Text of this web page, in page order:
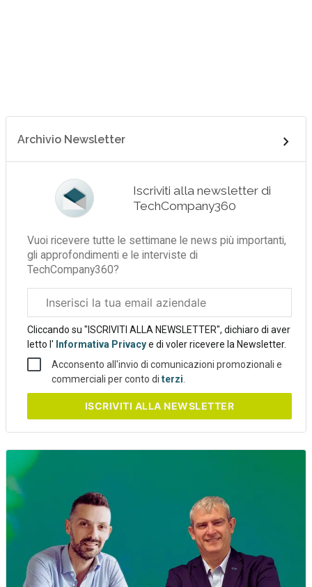
Archivio Newsletter
Iscriviti alla newsletter di
TechCompany360
Vuoi ricevere tutte le settimane le news più importanti,
gli approfondimenti e le interviste di
TechCompany360?
aziendale
Cliccando su "ISCRIVITI ALLA NEWSLETTER", dichiaro di aver
letto l' Informativa Privacye di voler ricevere la Newsletter.
Acconsento all'invio di comunicazioni promozionali e
commerciali per conto di terzi.
ISCRIVITI ALLA NEWSLETTER